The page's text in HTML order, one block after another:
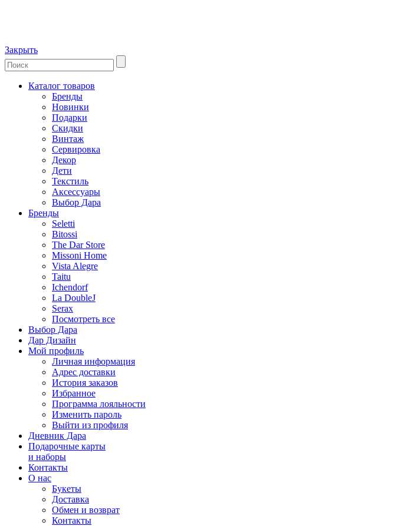
Закрыть
Каталог товаров
Бренды
Новинки
Подарки
Скидки
Винтаж
Сервировка
Декор
Дети
Текстиль
Аксессуары
Выбор Дара
Бренды
Seletti
Bitossi
The Dar Store
Missoni Home
Vista Alegre
Taitu
Ichendorf
La DoubleJ
Serax
Посмотреть все
Выбор Дара
Дар Дизайн
Мой профиль
Личная информация
Адрес доставки
История заказов
Избранное
Программа лояльности
Изменить пароль
Выйти из профиля
Дневник Дара
Подарочные карты
и наборы
Контакты
О нас
Букеты
Доставка
Обмен и возврат
Контакты